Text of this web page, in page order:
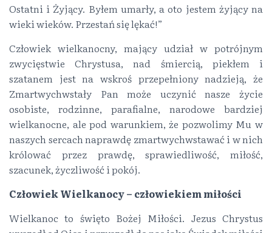
Ostatni i Żyjący. Byłem umarły, a oto jestem żyjący na
wieki wieków. Przestań się lękać!”
Człowiek wielkanocny, mający udział w potrójnym
zwycięstwie Chrystusa, nad śmiercią, piekłem i
szatanem jest na wskroś przepełniony nadzieją, że
Zmartwychwstały Pan może uczynić nasze życie
osobiste, rodzinne, parafialne, narodowe bardziej
wielkanocne, ale pod warunkiem, że pozwolimy Mu w
naszych sercach naprawdę zmartwychwstawać i w nich
królować przez prawdę, sprawiedliwość, miłość,
szacunek, życzliwość i pokój.
Człowiek Wielkanocy – człowiekiem miłości
Wielkanoc to święto Bożej Miłości. Jezus Chrystus